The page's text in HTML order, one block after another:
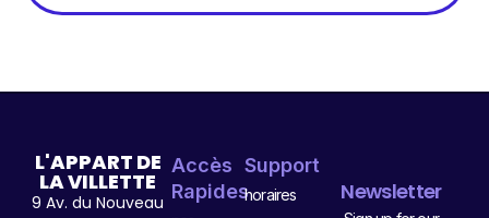
L'APPART DE
LA VILLETTE
9 Av. du Nouveau
Accès
Rapides
Support
horaires
Newsletter